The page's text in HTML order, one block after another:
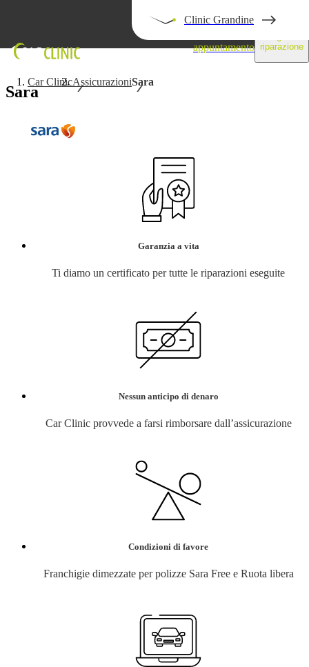
appuntamento riparazione
Clinic Grandine
Car ClinicAssicurazioniSara
Sara
Garanzia a vita
Ti diamo un certificato per tutte le riparazioni eseguite
Nessun anticipo di denaro
Car Clinic provvede a farsi rimborsare dall’assicurazione
Condizioni di favore
Franchigie dimezzate per polizze Sara Free e Ruota libera